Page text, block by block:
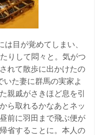
目が覚めてしまい、
りして悶々と。気がつ
れて散歩に出かけたの
いた妻に群馬の実家よ
親戚がさきほど息を引
ら取れるかなあとネッ
前に羽田まで飛ぶ便が
省することに。本人の